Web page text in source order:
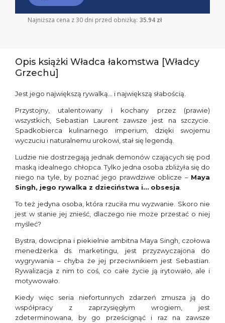
Najniższa cena z 30 dni przed obniżką: 35.94 zł
Opis książki Władca łakomstwa [Władcy
Grzechu]
Jest jego największą rywalką… i największą słabością.
Przystojny, utalentowany i kochany przez (prawie)
wszystkich, Sebastian Laurent zawsze jest na szczycie.
Spadkobierca kulinarnego imperium, dzięki swojemu
wyczuciu i naturalnemu urokowi, stał się legendą.
Ludzie nie dostrzegają jednak demonów czających się pod
maską idealnego chłopca. Tylko jedna osoba zbliżyła się do
niego na tyle, by poznać jego prawdziwe oblicze – Maya
Singh, jego rywalka z dzieciństwa i… obsesja
To też jedyna osoba, która rzuciła mu wyzwanie. Skoro nie
jest w stanie jej znieść, dlaczego nie może przestać o niej
myśleć?
Bystra, dowcipna i piekielnie ambitna Maya Singh, czołowa
menedżerka ds. marketingu, jest przyzwyczajona do
wygrywania – chyba że jej przeciwnikiem jest Sebastian.
Rywalizacja z nim to coś, co całe życie ją irytowało, ale i
motywowało.
Kiedy więc seria niefortunnych zdarzeń zmusza ją do
współpracy z zaprzysięgłym wrogiem, jest
zdeterminowana, by go prześcignąć i raz na zawsze